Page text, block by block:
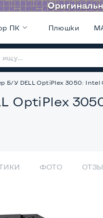
ПК Плюшки
Б/У DELL OptiPlex 3050: Intel
OptiPlex
ФОТО